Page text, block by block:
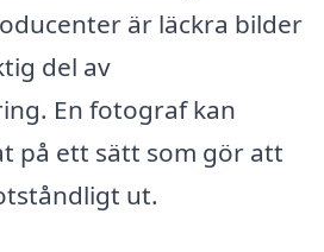
är läckra bilder
del av
En fotograf kan
på ett sätt som gör att
ut.